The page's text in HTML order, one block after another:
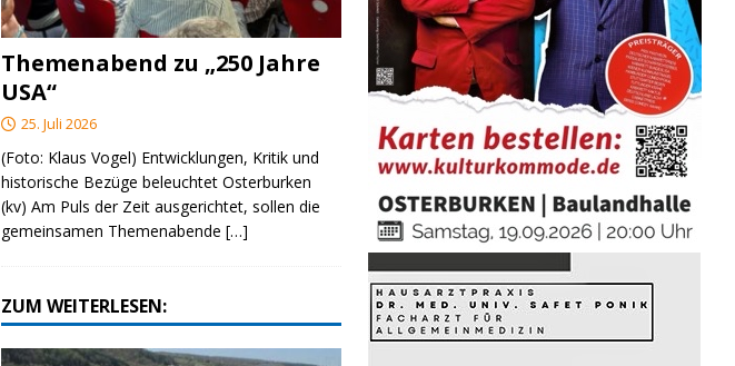
Themenabend zu „250 Jahre
USA“
25. Juli 2026
(Foto: Klaus Vogel) Entwicklungen, Kritik und
historische Bezüge beleuchtet Osterburken
(kv) Am Puls der Zeit ausgerichtet, sollen die
gemeinsamen Themenabende[…]
ZUM WEITERLESEN: